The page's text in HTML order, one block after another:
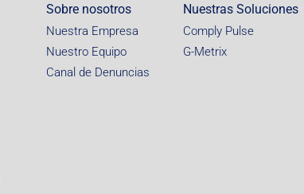
Sobre nosotros
Nuestra Empresa
Nuestro Equipo
Canal de Denuncias
Nuestras Soluciones
Comply Pulse
G-Metrix